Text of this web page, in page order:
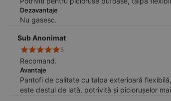
Dezavantaje
Nu gasesc.
Sub Anonimat
5
Recomand.
Avantaje
Pantofi de calitate cu talpa exterioară
este destul de lată, potrivită și piciorușelor